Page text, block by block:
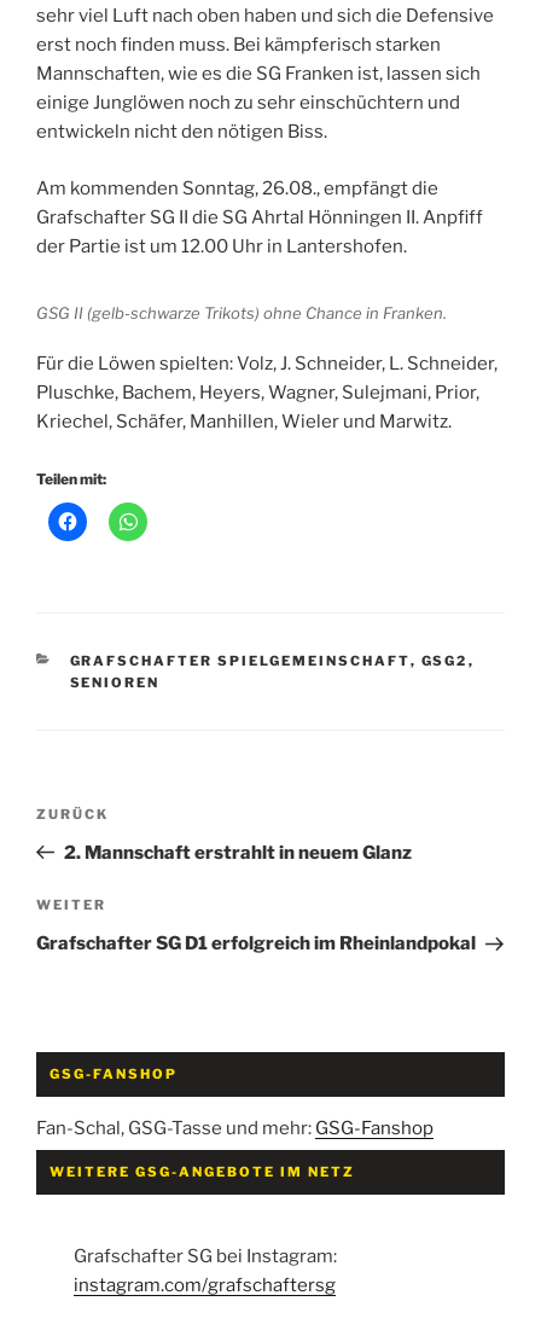
sehr viel Luft nach oben haben und sich die Defensive
erst noch finden muss. Bei kämpferisch starken
Mannschaften, wie es die SG Franken ist, lassen sich
einige Junglöwen noch zu sehr einschüchtern und
entwickeln nicht den nötigen Biss.
Am kommenden Sonntag, 26.08., empfängt die
Grafschafter SG II die SG Ahrtal Hönningen II. Anpfiff
der Partie ist um 12.00 Uhr in Lantershofen.
GSG II (gelb-schwarze Trikots) ohne Chance in Franken.
Für die Löwen spielten: Volz, J. Schneider, L. Schneider,
Pluschke, Bachem, Heyers, Wagner, Sulejmani, Prior,
Kriechel, Schäfer, Manhillen, Wieler und Marwitz.
Teilen mit:
KATEGORIEN
GRAFSCHAFTER SPIELGEMEINSCHAFT, GSG2 ,
SENIOREN
Beitragsnavigation
Vorheriger
Beitrag
ZURÜCK
2. Mannschaft erstrahlt in neuem Glanz
Nächster
Beitrag
WEITER
Grafschafter SG D1 erfolgreich im Rheinlandpokal
GSG-FANSHOP
Fan-Schal, GSG-Tasse und mehr: GSG-Fanshop
WEITERE GSG-ANGEBOTE IM NETZ
Grafschafter SG bei Instagram:
instagram.com/grafschaftersg